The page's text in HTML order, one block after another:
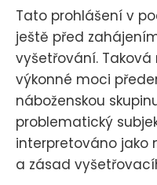
Tato prohlášení v
ještě před
vyšetřování.
výkonné moci
náboženskou
problematický
interpretováno jako
a zásad